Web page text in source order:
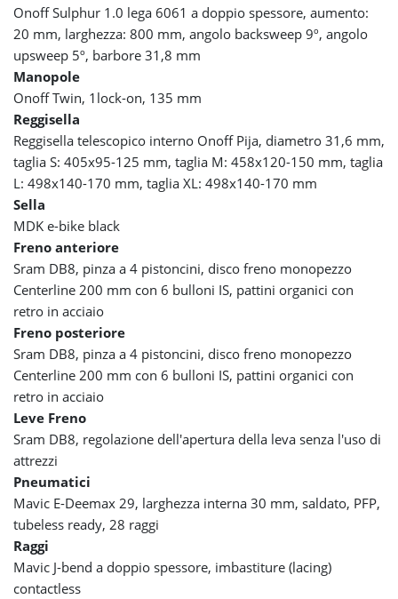
Onoff Sulphur 1.0 lega 6061 a doppio spessore, aumento:
20 mm, larghezza: 800 mm, angolo backsweep 9º, angolo
upsweep 5º, barbore 31,8 mm
Manopole
Onoff Twin, 1lock-on, 135 mm
Reggisella
Reggisella telescopico interno Onoff Pija, diametro 31,6 mm,
taglia S: 405x95-125 mm, taglia M: 458x120-150 mm, taglia
L: 498x140-170 mm, taglia XL: 498x140-170 mm
Sella
MDK e-bike black
Freno anteriore
Sram DB8, pinza a 4 pistoncini, disco freno monopezzo
Centerline 200 mm con 6 bulloni IS, pattini organici con
retro in acciaio
Freno posteriore
Sram DB8, pinza a 4 pistoncini, disco freno monopezzo
Centerline 200 mm con 6 bulloni IS, pattini organici con
retro in acciaio
Leve Freno
Sram DB8, regolazione dell'apertura della leva senza l'uso di
attrezzi
Pneumatici
Mavic E-Deemax 29, larghezza interna 30 mm, saldato, PFP,
tubeless ready, 28 raggi
Raggi
Mavic J-bend a doppio spessore, imbastiture (lacing)
contactless